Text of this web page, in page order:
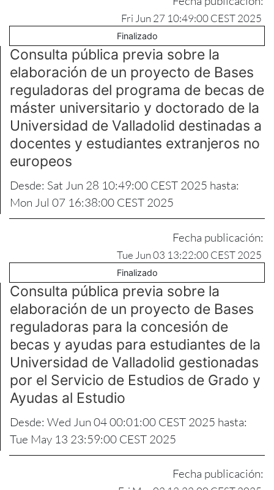
Fri Jun 27 10:49:00 CEST 2025
Finalizado
Consulta pública previa sobre la
elaboración de un proyecto de Bases
reguladoras del programa de becas de
máster universitario y doctorado de la
Universidad de Valladolid destinadas a
docentes y estudiantes extranjeros no
europeos
Desde: Sat Jun 28 10:49:00 CEST 2025 hasta:
Mon Jul 07 16:38:00 CEST 2025
Fecha publicación:
Tue Jun 03 13:22:00 CEST 2025
Finalizado
Consulta pública previa sobre la
elaboración de un proyecto de Bases
reguladoras para la concesión de
becas y ayudas para estudiantes de la
Universidad de Valladolid gestionadas
por el Servicio de Estudios de Grado y
Ayudas al Estudio
Desde: Wed Jun 04 00:01:00 CEST 2025 hasta:
Tue May 13 23:59:00 CEST 2025
Fecha publicación: